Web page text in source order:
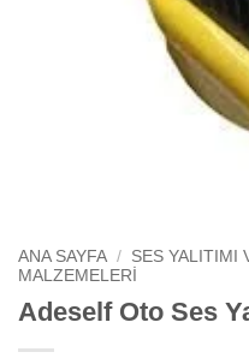
ANA SAYFA / SES YALITIMI
MALZEMELERI
Adeself Oto Ses